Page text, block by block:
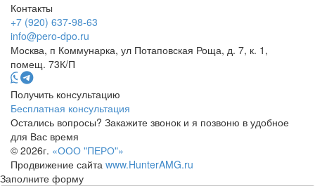
Контакты
+7 (920) 637-98-63
info@pero-dpo.ru
Москва, п Коммунарка, ул Потаповская Роща, д. 7, к. 1,
помещ. 73К/П
Получить консультацию
Бесплатная консультация
Остались вопросы? Закажите звонок и я позвоню в удобное
для Вас время
© 2026г. «ООО "ПЕРО"»
Продвижение сайта www.HunterAMG.ru
Заполните форму